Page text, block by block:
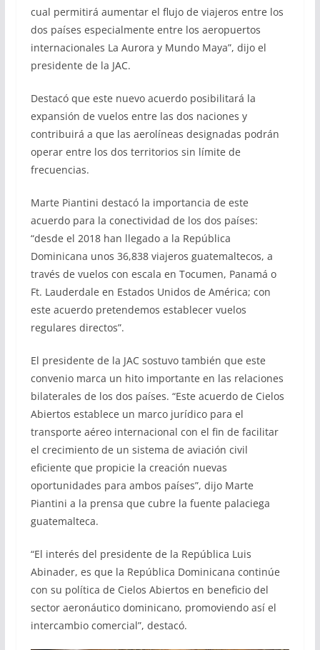
cual permitirá aumentar el flujo de viajeros entre los
dos países especialmente entre los aeropuertos
internacionales La Aurora y Mundo Maya”, dijo el
presidente de la JAC.
Destacó que este nuevo acuerdo posibilitará la
expansión de vuelos entre las dos naciones y
contribuirá a que las aerolíneas designadas podrán
operar entre los dos territorios sin límite de
frecuencias.
Marte Piantini destacó la importancia de este
acuerdo para la conectividad de los dos países:
“desde el 2018 han llegado a la República
Dominicana unos 36,838 viajeros guatemaltecos, a
través de vuelos con escala en Tocumen, Panamá o
Ft. Lauderdale en Estados Unidos de América; con
este acuerdo pretendemos establecer vuelos
regulares directos”.
El presidente de la JAC sostuvo también que este
convenio marca un hito importante en las relaciones
bilaterales de los dos países. “Este acuerdo de Cielos
Abiertos establece un marco jurídico para el
transporte aéreo internacional con el fin de facilitar
el crecimiento de un sistema de aviación civil
eficiente que propicie la creación nuevas
oportunidades para ambos países”, dijo Marte
Piantini a la prensa que cubre la fuente palaciega
guatemalteca.
“El interés del presidente de la República Luis
Abinader, es que la República Dominicana continúe
con su política de Cielos Abiertos en beneficio del
sector aeronáutico dominicano, promoviendo así el
intercambio comercial”, destacó.